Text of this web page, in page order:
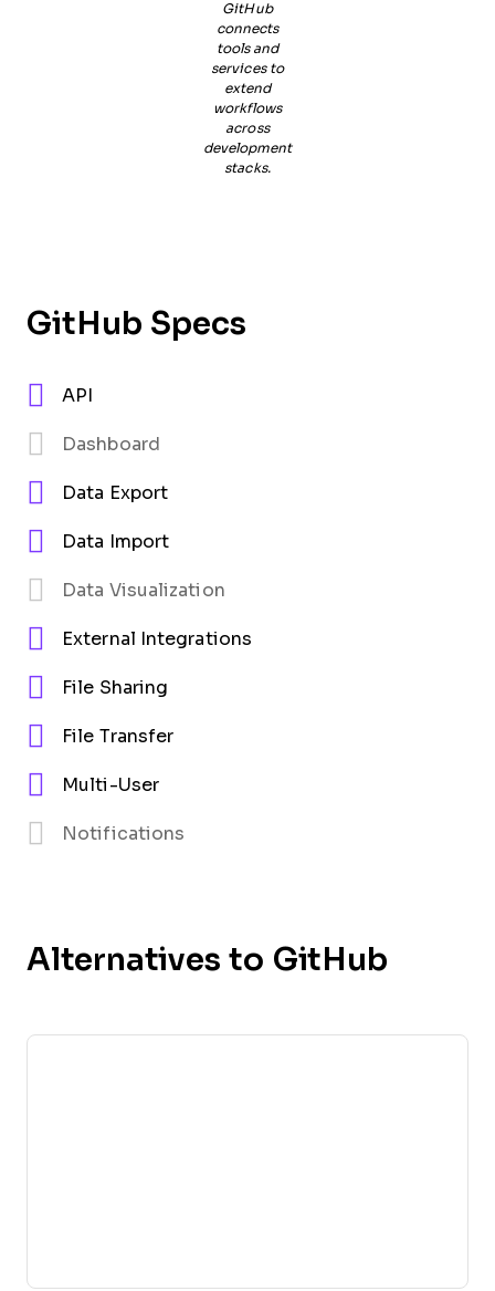
GitHub
connects
tools and
services to
extend
workflows
across
development
stacks.
GitHub Specs
API
Dashboard
Data Export
Data Import
Data Visualization
External Integrations
File Sharing
File Transfer
Multi-User
Notifications
Alternatives to GitHub